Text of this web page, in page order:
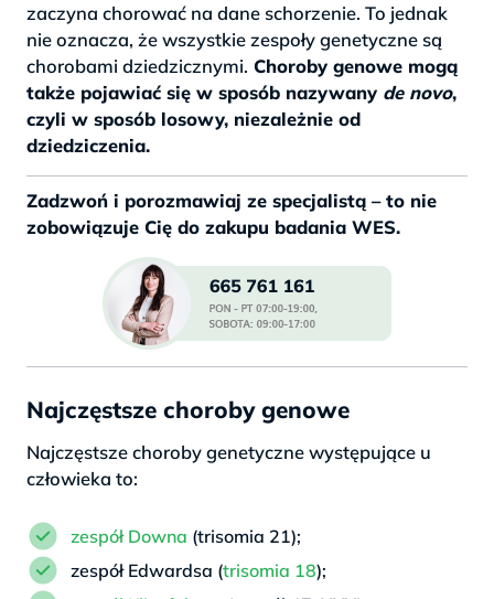
zaczyna chorować na dane schorzenie. To jednak
nie oznacza, że wszystkie zespoły genetyczne są
chorobami dziedzicznymi. Choroby genowe mogą
także pojawiać się w sposób nazywany de novo,
czyli w sposób losowy, niezależnie od
dziedziczenia.
Zadzwoń i porozmawiaj ze specjalistą – to nie
zobowiązuje Cię do zakupu badania WES.
Najczęstsze choroby genowe
Najczęstsze choroby genetyczne występujące u
człowieka to:
zespół Downa (trisomia 21);
zespół Edwardsa (trisomia 18);